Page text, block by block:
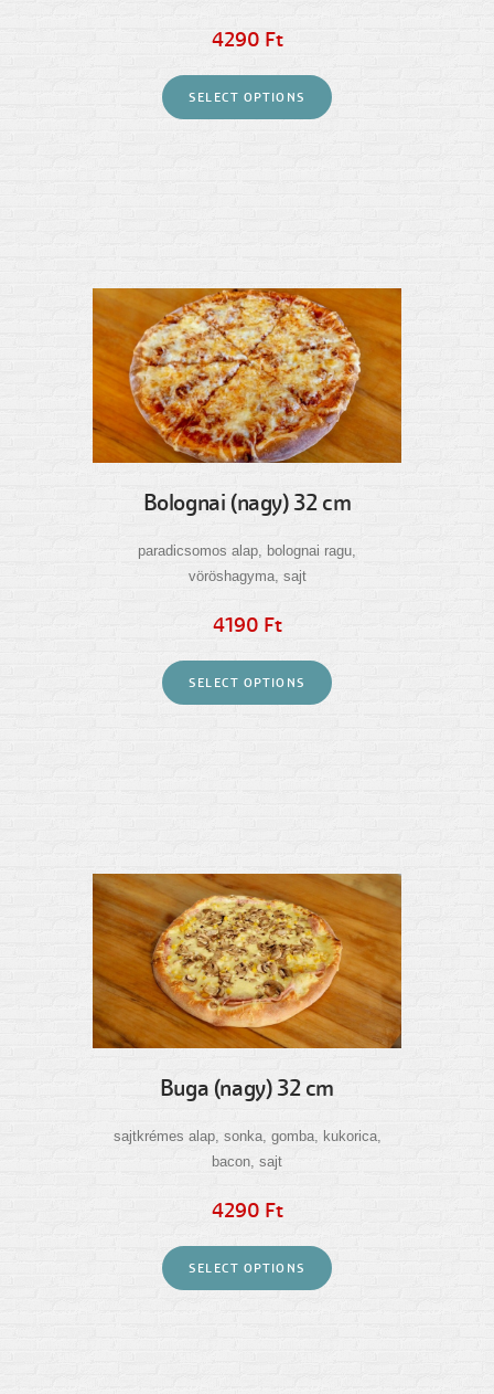
4290 Ft
SELECT OPTIONS
Bolognai (nagy) 32 cm
paradicsomos alap, bolognai ragu,
vöröshagyma, sajt
4190 Ft
SELECT OPTIONS
Buga (nagy) 32 cm
sajtkrémes alap, sonka, gomba, kukorica,
bacon, sajt
4290 Ft
SELECT OPTIONS